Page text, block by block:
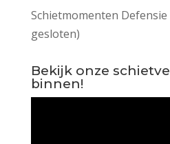
Schietmomenten
gesloten)
Bekijk onze
binnen!